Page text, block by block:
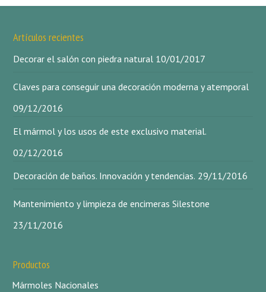
Artículos recientes
Decorar el salón con piedra natural 10/01/2017
Claves para conseguir una decoración moderna y atemporal
09/12/2016
El mármol y los usos de este exclusivo material.
02/12/2016
Decoración de baños. Innovación y tendencias. 29/11/2016
Mantenimiento y limpieza de encimeras Silestone
23/11/2016
Productos
Mármoles Nacionales